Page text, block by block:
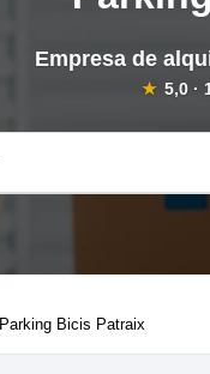
Empresa de
★ 5,0·
Parking Bicis Patraix